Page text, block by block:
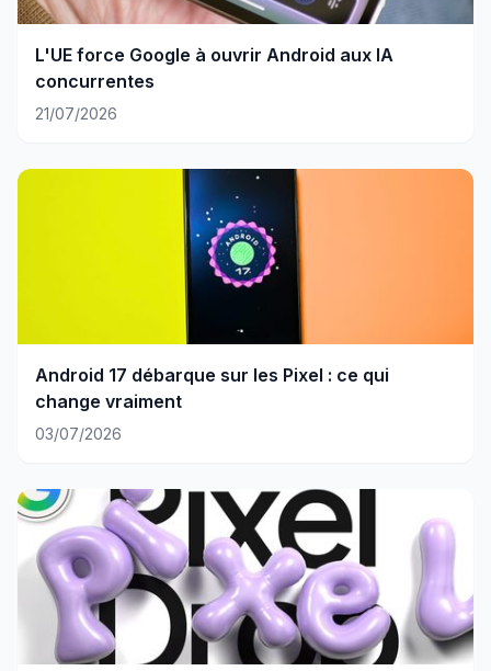
L'UE force Google à ouvrir Android aux IA
concurrentes
21/07/2026
Android 17 débarque sur les Pixel : ce qui
change vraiment
03/07/2026